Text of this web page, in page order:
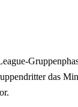
das